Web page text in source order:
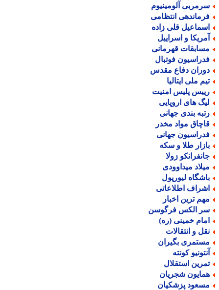
آلومینیوم
انتظامی
قلی زاده
و اسراییل
قهرمانی
فوتبال
دفاع مقدس
ملی ایتالیا
پلیس امنیت
های اروپایی
بندی جهانی
مواد مخدر
جهانی
طلا و سکه
زولا
میداوودی
لیورپول
اطلاعاتی
ترین اخبار
الکس فرگوسن
خمینی (ره)
و انتقالات
بگیران
کونته
استقلال
شجریان
پزشکیان